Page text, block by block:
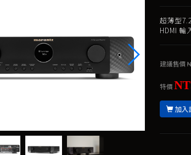
超薄型
HDMI 輸
建議售價
特價
加入